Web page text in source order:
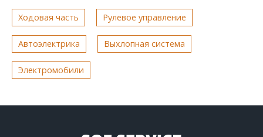
Ходовая часть Рулевое управление
Автоэлектрика Выхлопная система
Электромобили